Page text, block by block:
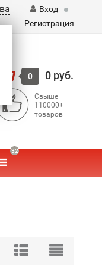
Вход
Регистрация
0 0 руб.
Свыше
110000+
товаров
32